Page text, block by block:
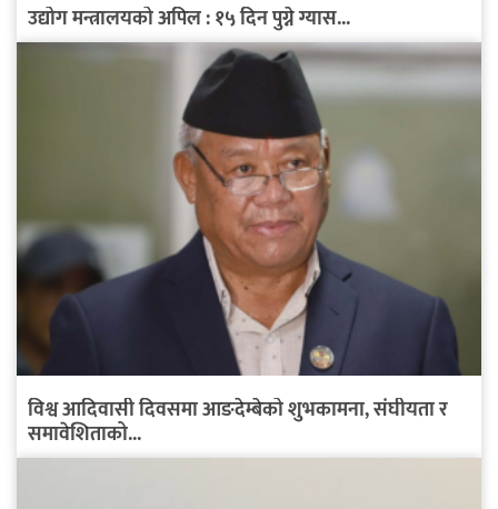
उद्योग मन्त्रालयको अपिल : १५ दिन पुग्ने ग्यास...
विश्व आदिवासी दिवसमा आङदेम्बेको शुभकामना, संघीयता र
समावेशिताको...